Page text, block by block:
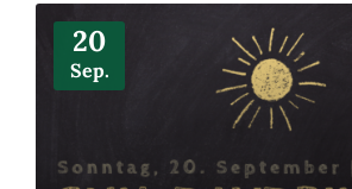
20
Sep.
Mehr
Infos